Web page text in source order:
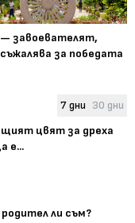
завоевателят,
за победата
7 дни 30 дни
цвят за дреха
е...
ли съм?